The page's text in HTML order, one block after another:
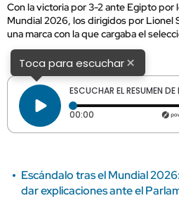
Con la victoria por 3-2 ante Egipto por
Mundial 2026, los dirigidos por Lionel
una marca con la que cargaba el
Toca para escuchar×
ESCUCHAR EL RESUMEN
00:00 Tiempo
Escándalo tras el Mundial
dar explicaciones ante el